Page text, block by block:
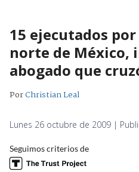
15 ejecutados
norte de México,
abogado que
PorChristian Leal
Lunes 26 octubre de 2009 |
Seguimos criterios de